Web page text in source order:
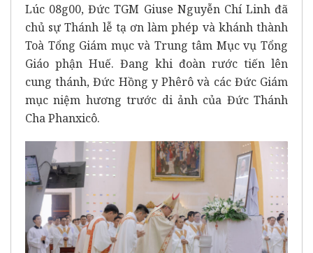
Lúc 08g00, Đức TGM Giuse Nguyễn Chí Linh đã
chủ sự Thánh lễ tạ ơn làm phép và khánh thành
Toà Tổng Giám mục và Trung tâm Mục vụ Tổng
Giáo phận Huế. Đang khi đoàn rước tiến lên
cung thánh, Đức Hồng y Phêrô và các Đức Giám
mục niệm hương trước di ảnh của Đức Thánh
Cha Phanxicô.